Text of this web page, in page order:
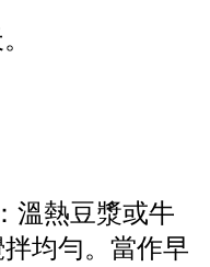
溫熱豆漿或牛
均勻。當作早